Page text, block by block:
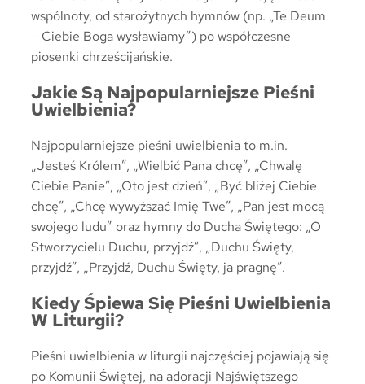
wspólnoty, od starożytnych hymnów (np. „Te Deum
– Ciebie Boga wysławiamy”) po współczesne
piosenki chrześcijańskie.
Jakie Są Najpopularniejsze Pieśni
Uwielbienia?
Najpopularniejsze pieśni uwielbienia to m.in.
„Jesteś Królem”, „Wielbić Pana chcę”, „Chwalę
Ciebie Panie”, „Oto jest dzień”, „Być bliżej Ciebie
chcę”, „Chcę wywyższać Imię Twe”, „Pan jest mocą
swojego ludu” oraz hymny do Ducha Świętego: „O
Stworzycielu Duchu, przyjdź”, „Duchu Święty,
przyjdź”, „Przyjdź, Duchu Święty, ja pragnę”.
Kiedy Śpiewa Się Pieśni Uwielbienia
W Liturgii?
Pieśni uwielbienia w liturgii najczęściej pojawiają się
po Komunii Świętej, na adoracji Najświętszego